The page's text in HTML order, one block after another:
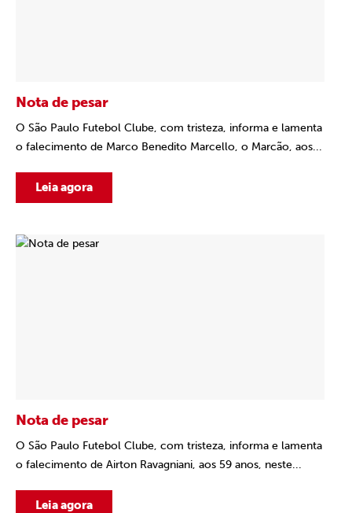
Nota de pesar
O São Paulo Futebol Clube, com tristeza, informa e lamenta
o falecimento de Marco Benedito Marcello, o Marcão, aos...
Leia agora
Nota de pesar
O São Paulo Futebol Clube, com tristeza, informa e lamenta
o falecimento de Airton Ravagniani, aos 59 anos, neste...
Leia agora